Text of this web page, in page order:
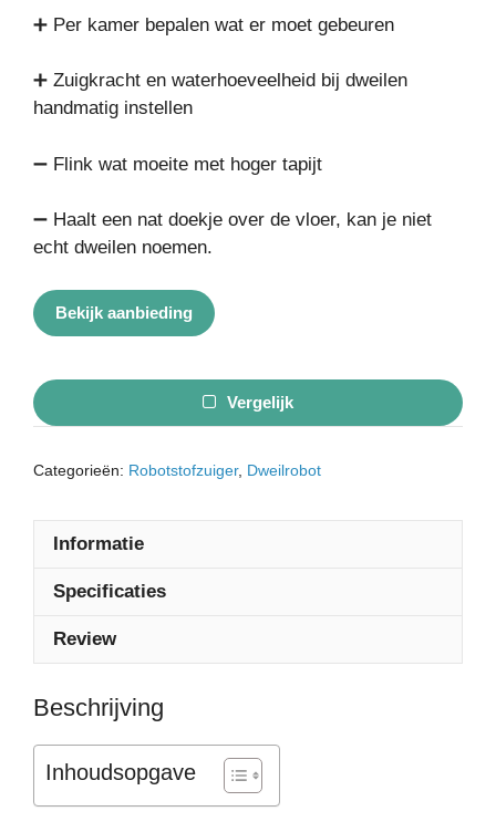
➕ Per kamer bepalen wat er moet gebeuren
➕ Zuigkracht en waterhoeveelheid bij dweilen
handmatig instellen
➖ Flink wat moeite met hoger tapijt
➖ Haalt een nat doekje over de vloer, kan je niet
echt dweilen noemen.
Bekijk aanbieding
Vergelijk
Categorieën: Robotstofzuiger, Dweilrobot
Informatie
Specificaties
Review
Beschrijving
Inhoudsopgave